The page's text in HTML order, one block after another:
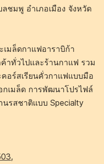
ชมพู อำเภอเมือง จังหวัด
มล็ดกาแฟอาราบิก้า
าทั่วไปและร้านกาแฟ รวม
อร์สเรียนคั่วกาแฟแบบมือ
เมล็ด การพัฒนาโปรไฟล์
นรสชาติแบบ Specialty
,